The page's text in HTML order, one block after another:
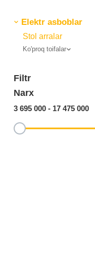
Elektr asboblar
Stol arralar
Ko'proq toifalar
Filtr
Narx
3 695 000 - 17 475 000